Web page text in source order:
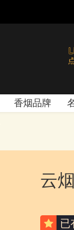
香烟品牌
云
已